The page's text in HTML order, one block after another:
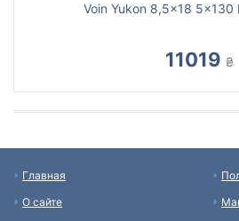
Voin Yukon 8,5x18 5x130
11019 ₴
Главная
О сайте